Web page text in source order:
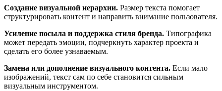
Создание визуальной иерархии. Размер текста помогает
структурировать контент и направить внимание пользователя.
Усиление посыла и поддержка стиля бренда. Типографика
может передать эмоции, подчеркнуть характер проекта и
сделать его более узнаваемым.
Замена или дополнение визуального контента. Если мало
изображений, текст сам по себе становится сильным
визуальным инструментом.